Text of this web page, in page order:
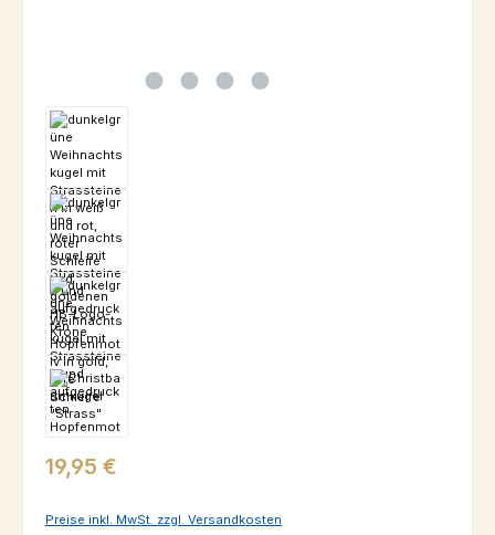
Regulärer Preis:
19,95 €
Preise inkl. MwSt. zzgl. Versandkosten